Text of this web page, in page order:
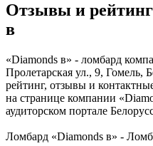
Отзывы и
в
«Diamonds в» - ломбард
Пролетарская ул., 9, Гомель,
рейтинг, отзывы и
на странице компании
аудиторском портале
Ломбард «Diamonds в» -